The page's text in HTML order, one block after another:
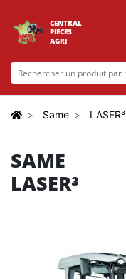
CENTRAL
PIECES
AGRI
Same LASER³
SAME
LASER³